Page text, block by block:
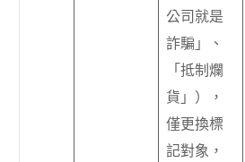
公司就是
詐騙」、
「抵制爛
貨」），
僅更換標
記對象，